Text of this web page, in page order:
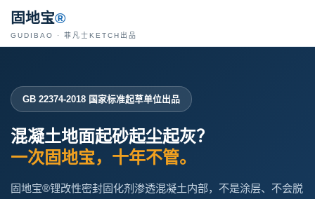
固地宝®
GUDIBAO · 菲凡士KETCH出品
GB 22374-2018 国家标准起草单位出品
混凝土地面起砂起尘起灰？
一次固地宝，十年不管。
固地宝®锂改性密封固化剂渗透混凝土内部，不是涂层、不会脱